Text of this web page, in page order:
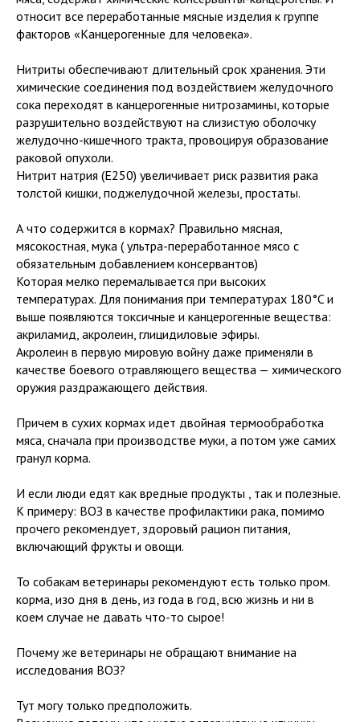
относит все переработанные мясные изделия к группе
факторов «Канцерогенные для человека».
Нитриты обеспечивают длительный срок хранения. Эти
химические соединения под воздействием желудочного
сока переходят в канцерогенные нитрозамины, которые
разрушительно воздействуют на слизистую оболочку
желудочно-кишечного тракта, провоцируя образование
раковой опухоли.
Нитрит натрия (Е250) увеличивает риск развития рака
толстой кишки, поджелудочной железы, простаты.
А что содержится в кормах? Правильно мясная,
мясокостная, мука ( ультра-переработанное мясо с
обязательным добавлением консервантов)
Которая мелко перемалывается при высоких
температурах. Для понимания при температурах 180°C и
выше появляются токсичные и канцерогенные вещества:
акриламид, акролеин, глицидиловые эфиры.
Акролеин в первую мировую войну даже применяли в
качестве боевого отравляющего вещества — химического
оружия раздражающего действия.
Причем в сухих кормах идет двойная термообработка
мяса, сначала при производстве муки, а потом уже самих
гранул корма.
И если люди едят как вредные продукты , так и полезные.
К примеру: ВОЗ в качестве профилактики рака, помимо
прочего рекомендует, здоровый рацион питания,
включающий фрукты и овощи.
То собакам ветеринары рекомендуют есть только пром.
корма, изо дня в день, из года в год, всю жизнь и ни в
коем случае не давать что-то сырое!
Почему же ветеринары не обращают внимание на
исследования ВОЗ?
Тут могу только предположить.